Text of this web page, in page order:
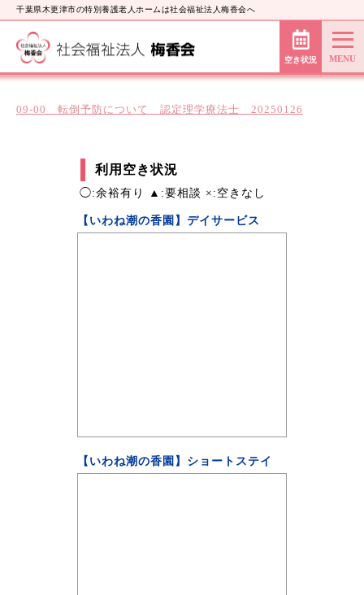
千葉県木更津市の特別養護老人ホームは社会福祉法人梅香会へ
空き状況
利用空き状況
◯:余裕有り ▲:要相談 ×:空きなし
【いわね潮の香園】デイサービス
【いわね潮の香園】ショートステイ
09-00 転倒予防について 認定理学療法士 20250126